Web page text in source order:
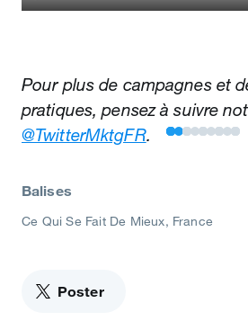
Play
Pour plus de campagnes et
pratiques, pensez à suivre
@TwitterMktgFR.
Balises
Ce Qui Se Fait De Mieux France
Poster